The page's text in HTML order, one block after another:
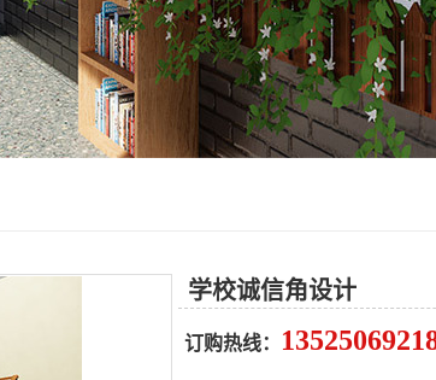
学校诚信角设计
订购热线：